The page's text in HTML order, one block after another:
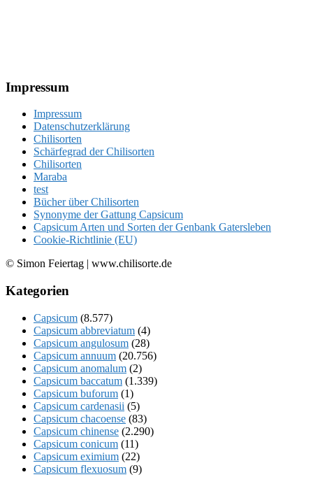
Footer
Impressum
Impressum
Datenschutzerklärung
Chilisorten
Schärfegrad der Chilisorten
Chilisorten
Maraba
test
Bücher über Chilisorten
Synonyme der Gattung Capsicum
Capsicum Arten und Sorten der Genbank Gatersleben
Cookie-Richtlinie (EU)
© Simon Feiertag | www.chilisorte.de
Kategorien
Capsicum (8.577)
Capsicum abbreviatum (4)
Capsicum angulosum (28)
Capsicum annuum (20.756)
Capsicum anomalum (2)
Capsicum baccatum (1.339)
Capsicum buforum (1)
Capsicum cardenasii (5)
Capsicum chacoense (83)
Capsicum chinense (2.290)
Capsicum conicum (11)
Capsicum eximium (22)
Capsicum flexuosum (9)